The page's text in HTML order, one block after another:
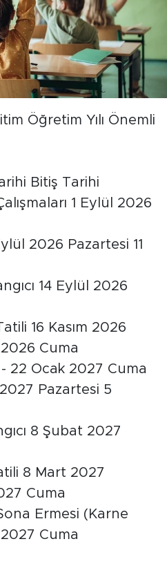
Öğretim Yılı Önemli
Bitiş Tarihi
1 Eylül 2026
2026 Pazartesi 11
14 Eylül 2026
16 Kasım 2026
Cuma
22 Ocak 2027 Cuma
Pazartesi 5
8 Şubat 2027
8 Mart 2027
Cuma
Ermesi (Karne
Cuma